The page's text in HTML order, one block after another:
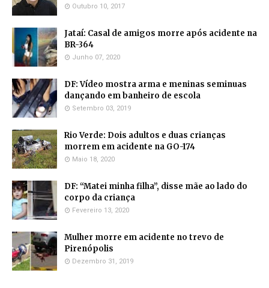
Outubro 10, 2017
Jataí: Casal de amigos morre após acidente na
BR-364
Junho 07, 2020
DF: Vídeo mostra arma e meninas seminuas
dançando em banheiro de escola
Setembro 03, 2019
Rio Verde: Dois adultos e duas crianças
morrem em acidente na GO-174
Maio 18, 2020
DF: “Matei minha filha”, disse mãe ao lado do
corpo da criança
Fevereiro 13, 2020
Mulher morre em acidente no trevo de
Pirenópolis
Dezembro 31, 2019